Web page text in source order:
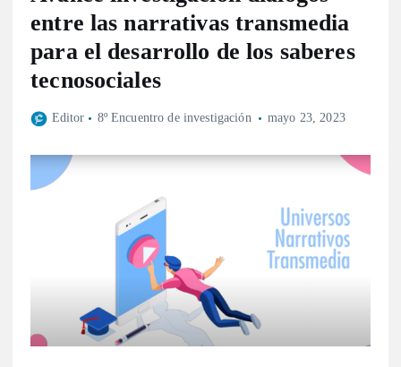
entre las narrativas transmedia
para el desarrollo de los saberes
tecnosociales
Editor 8º Encuentro de investigación mayo 23, 2023